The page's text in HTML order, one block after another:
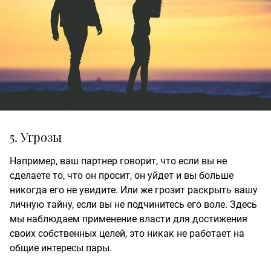
5. Угрозы
Например, ваш партнер говорит, что если вы не
сделаете то, что он просит, он уйдет и вы больше
никогда его не увидите. Или же грозит раскрыть вашу
личную тайну, если вы не подчинитесь его воле. Здесь
мы наблюдаем применение власти для достижения
своих собственных целей, это никак не работает на
общие интересы пары.